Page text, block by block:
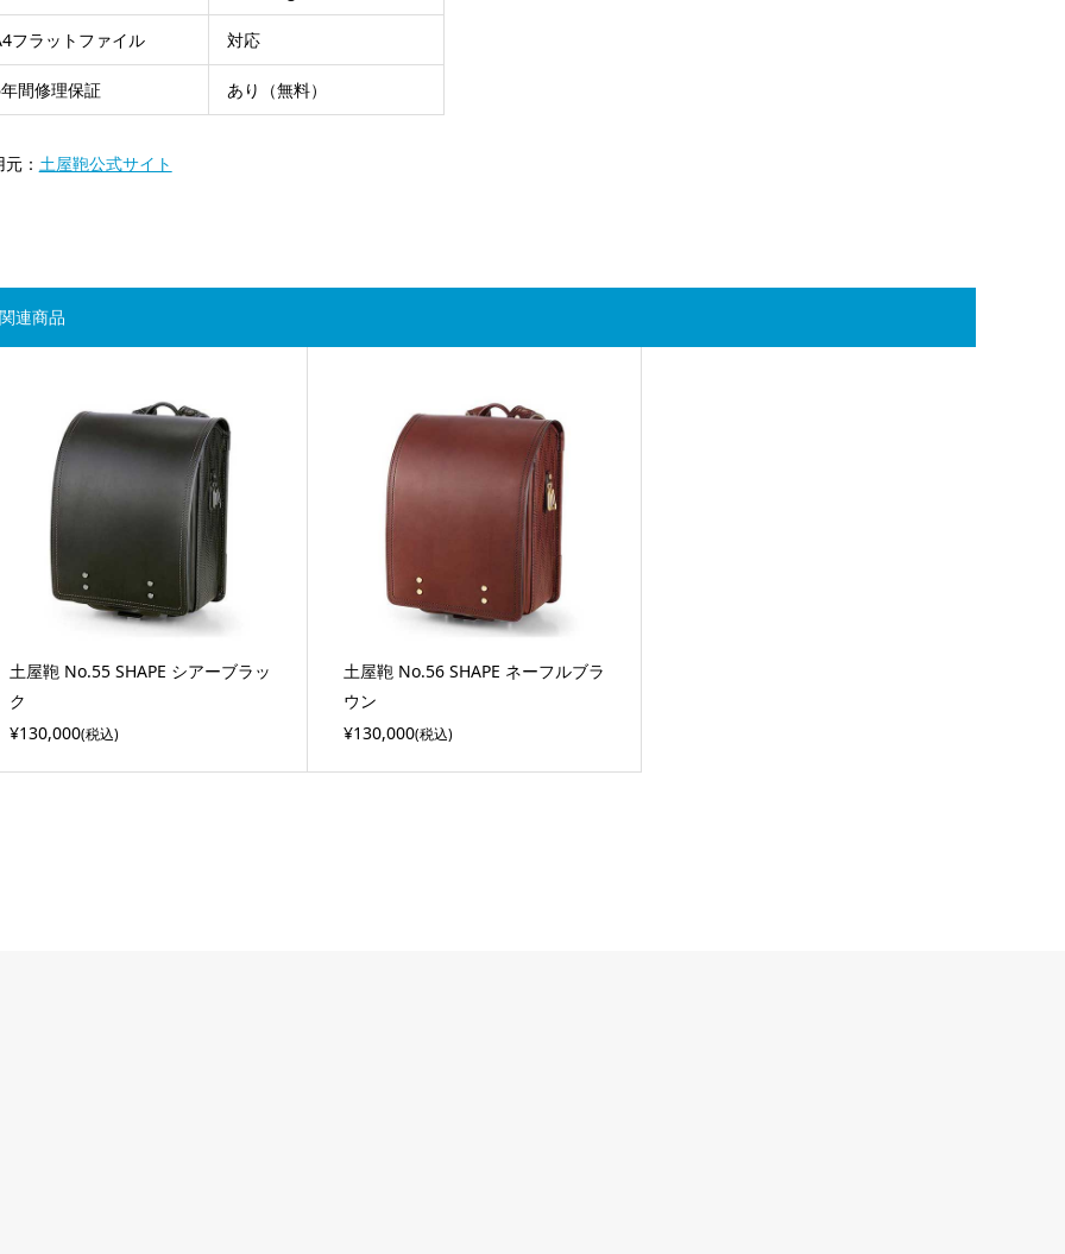
フラットファイル 対応
間修理保証 あり（無料）
： 土屋鞄公式サイト
連商品
土屋鞄 No.55 SHAPE シアーブラッ
ク
¥130,000(税込)
土屋鞄 No.56 SHAPE ネーフルブラ
ウン
¥130,000(税込)